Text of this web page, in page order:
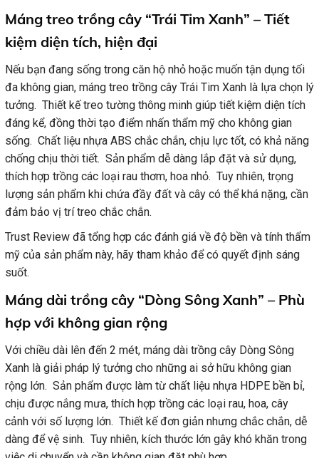
Máng treo trồng cây “Trái Tim Xanh” – Tiết
kiệm diện tích, hiện đại
Nếu bạn đang sống trong căn hộ nhỏ hoặc muốn tận dụng tối
đa không gian, máng treo trồng cây Trái Tim Xanh là lựa chọn lý
tưởng. Thiết kế treo tường thông minh giúp tiết kiệm diện tích
đáng kể, đồng thời tạo điểm nhấn thẩm mỹ cho không gian
sống. Chất liệu nhựa ABS chắc chắn, chịu lực tốt, có khả năng
chống chịu thời tiết. Sản phẩm dễ dàng lắp đặt và sử dụng,
thích hợp trồng các loại rau thơm, hoa nhỏ. Tuy nhiên, trọng
lượng sản phẩm khi chứa đầy đất và cây có thể khá nặng, cần
đảm bảo vị trí treo chắc chắn.
Trust Review đã tổng hợp các đánh giá về độ bền và tính thẩm
mỹ của sản phẩm này, hãy tham khảo để có quyết định sáng
suốt.
Máng dài trồng cây “Dòng Sông Xanh” – Phù
hợp với không gian rộng
Với chiều dài lên đến 2 mét, máng dài trồng cây Dòng Sông
Xanh là giải pháp lý tưởng cho những ai sở hữu không gian
rộng lớn. Sản phẩm được làm từ chất liệu nhựa HDPE bền bỉ,
chịu được nắng mưa, thích hợp trồng các loại rau, hoa, cây
cảnh với số lượng lớn. Thiết kế đơn giản nhưng chắc chắn, dễ
dàng để vệ sinh. Tuy nhiên, kích thước lớn gây khó khăn trong